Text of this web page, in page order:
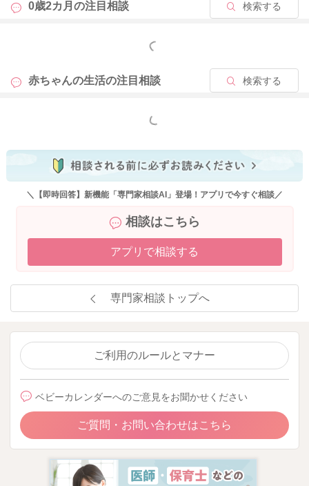
0歳2カ月の注目相談 検索する
もっと見る
赤ちゃんの生活の注目相談 検索する
もっと見る
＼【即時回答】新機能「専門家相談AI」登場！アプリで今すぐ相談／
相談はこちら
アプリで相談する
専門家相談トップへ
ご利用のルールとマナー
ベビーカレンダーへのご意見をお聞かせください
ご質問・お問い合わせはこちら